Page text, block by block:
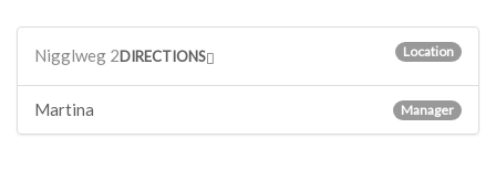
Nigglweg 2 Location
DIRECTIONS
Martina Manager